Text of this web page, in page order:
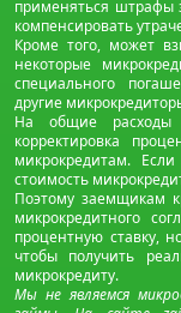
применяться штрафы
компенсировать
Кроме того, может
некоторые
специального
другие
На общие расходы
корректировка
микрокредитам.
стоимость
Поэтому заемщикам
микрокредитного
процентную ставку,
чтобы получить
микрокредиту.
Мы не являемся